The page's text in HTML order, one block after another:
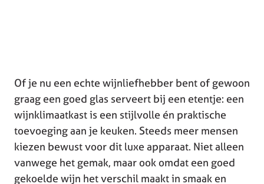
Of je nu een echte wijnliefhebber bent of gewoon
graag een goed glas serveert bij een etentje: een
wijnklimaatkast is een stijlvolle én praktische
toevoeging aan je keuken. Steeds meer mensen
kiezen bewust voor dit luxe apparaat. Niet alleen
vanwege het gemak, maar ook omdat een goed
gekoelde wijn het verschil maakt in smaak en